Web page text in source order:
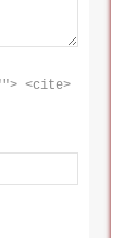
<cite>